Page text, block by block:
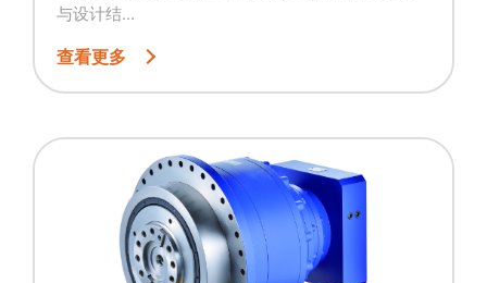
与设计结...
查看更多